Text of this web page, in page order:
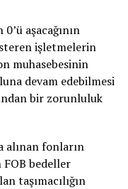
aşacağının
işletmelerin
muhasebesinin
devam edebilmesi
bir zorunluluk
alınan fonların
FOB bedeller
taşımacılığın